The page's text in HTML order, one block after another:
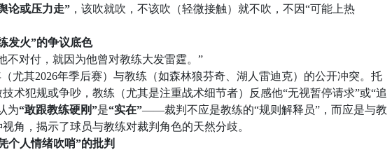
论或压力走” ，该吹就吹，不该吹（轻微接触）就不吹，不因“可能上热
发火”的争议底色
不对付，就因为他曾对教练大发雷霆。”
尤其2026年季后赛）与教练（如森林狼芬奇、湖人雷迪克）的公开冲突。托
技术犯规或争吵，教练（尤其是注重战术细节者）反感他“无视暂停请求”或“追
为“敢跟教练硬刚”是“实在”——裁判不应是教练的“规则解释员”，而应是与教
视角，揭示了球员与教练对裁判角色的天然分歧。
个人情绪吹哨”的批判